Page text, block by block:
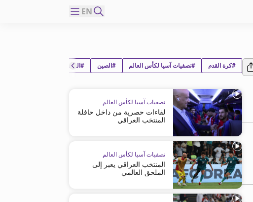
EN
#كرة القدم #تصفيات آسيا لكأس العالم #الصين #السعودية
تصفيات آسيا لكأس العالم
لقاءات حصرية من داخل حافلة
المنتخب العراقي
تصفيات آسيا لكأس العالم
المنتخب العراقي يعبر إلى
الملحق العالمي